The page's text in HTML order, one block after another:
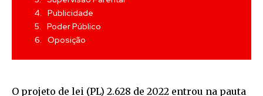
Publicidade
Poder Público
Oposição
O projeto de lei (PL) 2.628 de 2022 entrou na pauta